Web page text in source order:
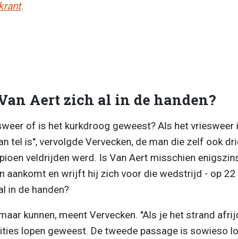
.
Aert zich al in de handen?
of is het kurkdroog geweest? Als het vriesweer
tel is'', vervolgde Vervecken, de man die zelf ook
veldrijden werd. Is Van Aert misschien
aankomt en wrijft hij zich voor die wedstrijd - op 22
in de handen?
kunnen, meent Vervecken. ''Als je het strand
lopen geweest. De tweede passage is sowieso